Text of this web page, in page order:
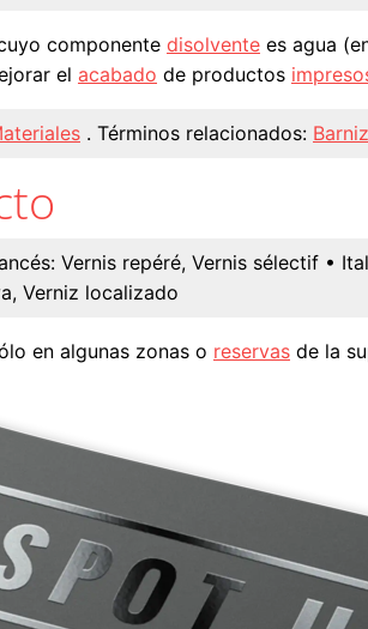
componente disolvente es agua
el acabado de productos
. Términos relacionados: Barniz
Vernis repéré, Vernis sélectif •
Verniz localizado
en algunas zonas o reservas de la